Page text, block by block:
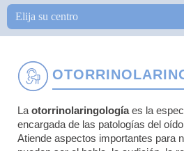
La otorrinolaringologíaes la
encargada de las patologías del
Atiende aspectos importantes para